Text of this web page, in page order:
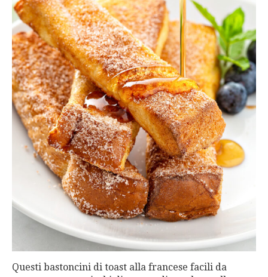
Questi bastoncini di toast alla francese facili da